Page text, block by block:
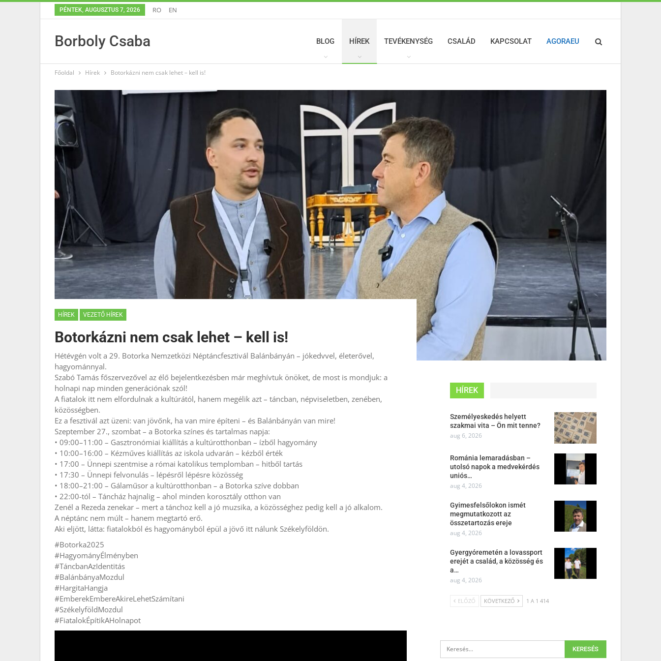
PÉNTEK, AUGUSZTUS 7, 2026 RO EN
Borboly Csaba BLOG HÍREK TEVÉKENYSÉG CSALÁD KAPCSOLAT AGORAEU
Főoldal Hírek Botorkázni nem csak lehet – kell is!
HÍREK VEZETŐ HÍREK
Botorkázni nem csak lehet – kell is!
Hétévgén volt a 29. Botorka Nemzetközi Néptáncfesztivál Balánbányán – jókedvvel, életerővel,
hagyománnyal.
Szabó Tamás főszervezővel az élő bejelentkezésben már meghívtuk önöket, de most is mondjuk: a
holnapi nap minden generációnak szól!
A fiatalok itt nem elfordulnak a kultúrától, hanem megélik azt – táncban, népviseletben, zenében,
közösségben.
Ez a fesztivál azt üzeni: van jövőnk, ha van mire építeni – és Balánbányán van mire!
Szeptember 27., szombat – a Botorka színes és tartalmas napja:
• 09:00–11:00 – Gasztronómiai kiállítás a kultúrotthonban – ízből hagyomány
• 10:00–16:00 – Kézműves kiállítás az iskola udvarán – kézből érték
• 17:00 – Ünnepi szentmise a római katolikus templomban – hitből tartás
• 17:30 – Ünnepi felvonulás – lépésről lépésre közösség
• 18:00–21:00 – Gálaműsor a kultúrotthonban – a Botorka szíve dobban
• 22:00-tól – Táncház hajnalig – ahol minden korosztály otthon van
Zenél a Rezeda zenekar – mert a tánchoz kell a jó muzsika, a közösséghez pedig kell a jó alkalom.
A néptánc nem múlt – hanem megtartó erő.
Aki eljött, látta: fiatalokból és hagyományból épül a jövő itt nálunk Székelyföldön.
#Botorka2025
#HagyományÉlményben
#TáncbanAzIdentitás
#BalánbányaMozdul
#HargitaHangja
#EmberekEmbereAkireLehetSzámítani
#SzékelyföldMozdul
#FiatalokÉpítikAHolnapot
HÍREK
Személyeskedés helyett
szakmai vita – Ön mit tenne?
aug 6, 2026
Románia lemaradásban –
utolsó napok a medvekérdés
uniós…
aug 4, 2026
Gyimesfelsőlokon ismét
megmutatkozott az
összetartozás ereje
aug 4, 2026
Gyergyóremetén a lovassport
erejét a család, a közösség és
a…
aug 4, 2026
ELŐZŐ KÖVETKEZŐ 1 A 1 414